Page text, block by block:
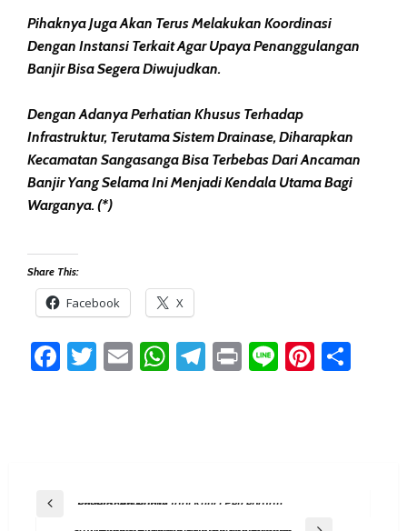
Pihaknya Juga Akan Terus Melakukan Koordinasi
Dengan Instansi Terkait Agar Upaya Penanggulangan
Banjir Bisa Segera Diwujudkan.
Dengan Adanya Perhatian Khusus Terhadap
Infrastruktur, Terutama Sistem Drainase, Diharapkan
Kecamatan Sangasanga Bisa Terbebas Dari Ancaman
Banjir Yang Selama Ini Menjadi Kendala Utama Bagi
Warganya. (*)
Share This:
Facebook X
Facebook
Twitter
EmailWhatsApp
Telegram
PrintLine
Post
Previous Post
Efisiensi Anggaran Jadi Kunci Percepatan Pelayanan Publik